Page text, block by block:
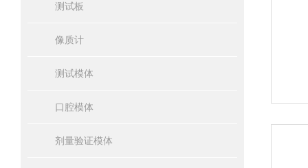
测试板
像质计
测试模体
口腔模体
剂量验证模体